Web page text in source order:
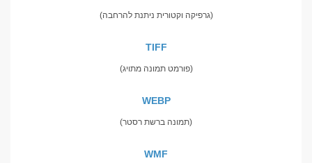
(גרפיקה וקטורית ניתנת להרחבה)
TIFF
(פורמט תמונה מתויג)
WEBP
(תמונה ברשת רסטר)
WMF